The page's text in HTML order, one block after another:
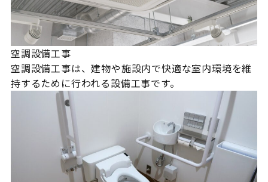
空調設備工事
空調設備工事は、建物や施設内で快適な室内環境を維
持するために行われる設備工事です。